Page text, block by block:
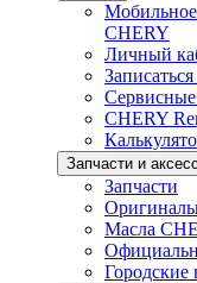
CHERY
Личный
CHERY
Запчасти и
Запчасти
Масла
Городские